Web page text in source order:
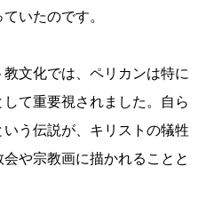
いたのです。
文化では、ペリカンは特に
て重要視されました。自ら
う伝説が、キリストの犠牲
や宗教画に描かれることと